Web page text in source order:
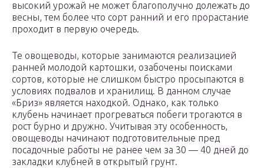
высокий урожай не может благополучно долежать до
весны, тем более что сорт ранний и его прорастание
проходит в первую очередь.
Те овощеводы, которые занимаются реализацией
ранней молодой картошки, озабочены поисками
сортов, которые не слишком быстро просыпаются в
условиях подвалов и хранилищ. В данном случае
«Бриз» является находкой. Однако, как только
клубень начинает прогреваться побеги трогаются в
рост бурно и дружно. Учитывая эту особенность,
овощеводы начинают подготовительные пред
посадочные работы не ранее чем за 30 — 40 дней до
закладки клубней в открытый грунт.